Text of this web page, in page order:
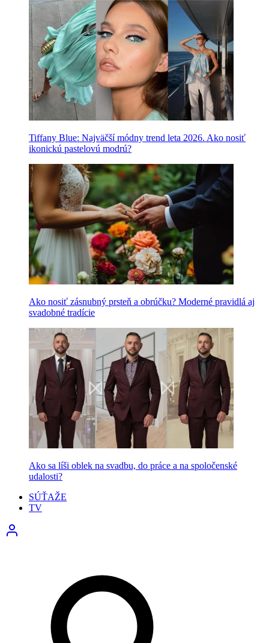
Tiffany Blue: Najväčší módny trend leta 2026. Ako nosiť
ikonickú pastelovú modrú?
Ako nosiť zásnubný prsteň a obrúčku? Moderné pravidlá aj
svadobné tradície
Ako sa líši oblek na svadbu, do práce a na spoločenské
udalosti?
SÚŤAŽE
TV